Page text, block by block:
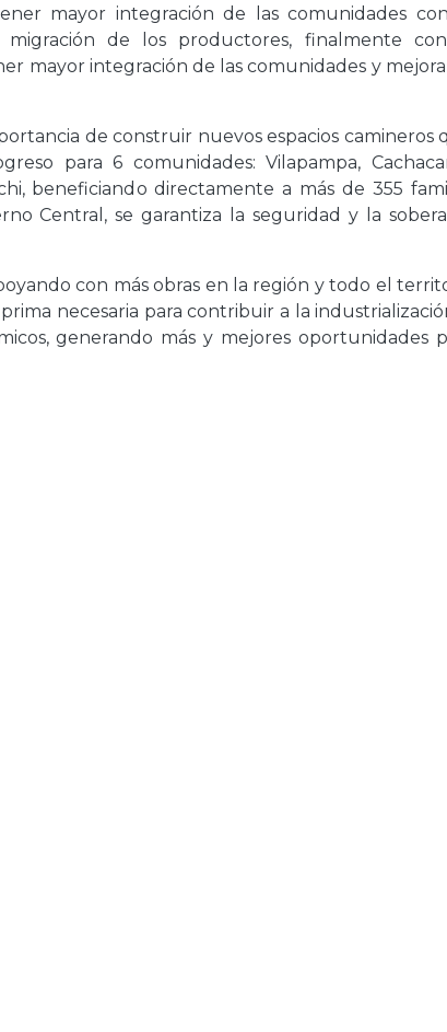
mayor integración de las comunidades
de los productores, finalmente
mayor integración de las comunidades y
de construir nuevos espacios camineros
para 6 comunidades: Vilapampa,
beneficiando directamente a más de 355
Central, se garantiza la seguridad y la
con más obras en la región y todo el
necesaria para contribuir a la
generando más y mejores oportunidades